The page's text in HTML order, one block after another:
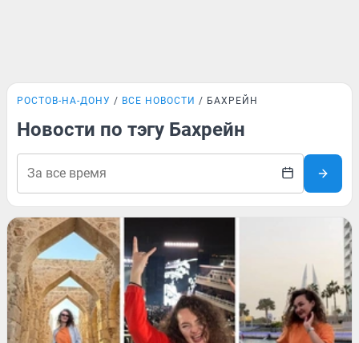
РОСТОВ-НА-ДОНУ ВСЕ НОВОСТИ БАХРЕЙН
Новости по тэгу Бахрейн